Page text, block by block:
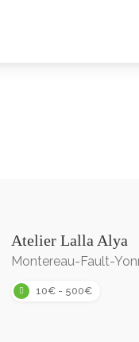
Atelier Lalla Alya
Montereau-Fault-
10€ - 500€